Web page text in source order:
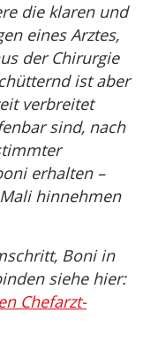
die klaren und
eines Arztes,
der Chirurgie
ist aber
verbreitet
sind, nach
erhalten –
hinnehmen
Boni in
siehe hier:
Chefarzt-